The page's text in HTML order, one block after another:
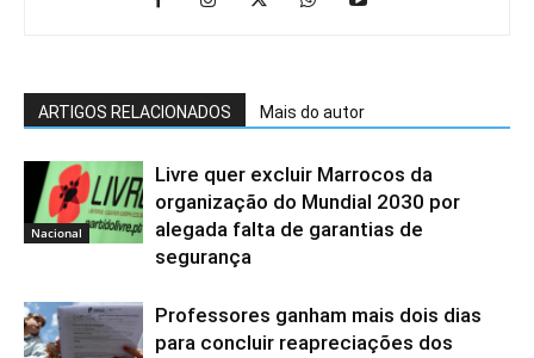
ARTIGOS RELACIONADOS Mais do autor
Nacional
Livre quer excluir Marrocos da
organização do Mundial 2030 por
alegada falta de garantias de
segurança
Professores ganham mais dois dias
para concluir reapreciações dos